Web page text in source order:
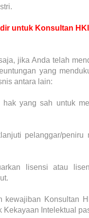
untuk Konsultan
jika Anda telah
yang
antara lain:
hak yang sah untuk
pelanggar/
lisensi atau
kewajiban Konsultan
Kekayaan Intelektual